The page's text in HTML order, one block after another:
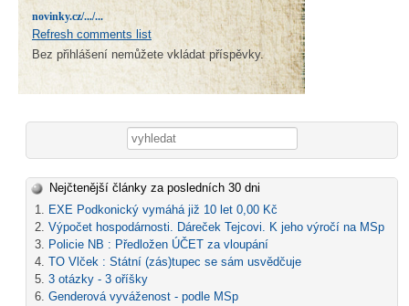
novinky.cz/.../...
Refresh comments list
Bez přihlášení nemůžete vkládat příspěvky.
Vyhledávání
Nejčtenější články za posledních 30 dni
EXE Podkonický vymáhá již 10 let 0,00 Kč
Výpočet hospodárnosti. Dáreček Tejcovi. K jeho výročí na MSp
Policie NB : Předložen ÚČET za vloupání
TO Vlček : Státní (zás)tupec se sám usvědčuje
3 otázky - 3 oříšky
Genderová vyváženost - podle MSp